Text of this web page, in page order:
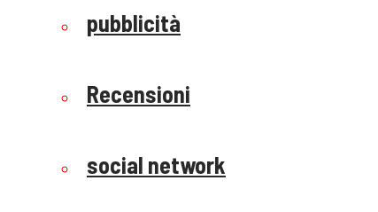
pubblicità
Recensioni
social network